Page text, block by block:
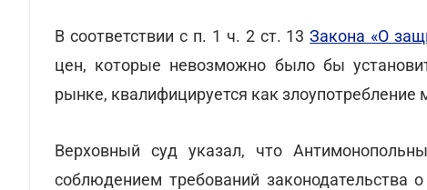
В соответствии с п. 1 ч. 2 ст. 13Закона «О
цен, которые невозможно было бы
рынке, квалифицируется как
Верховный суд указал, что
соблюдением требований законодательства